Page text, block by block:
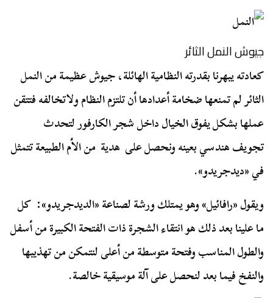
جيوش النمل الثائر
كعادته يبهرنا بقدرته النظامية الهائلة، جيوش عظيمة من النمل
الثائر لم تمنعها ضخامة أعدادها أن تلتزم النظام ولاتخالفه فتتقن
عملها بشكل يفوق الخيال داخل شجر الكارفور لتحدث
تجويف هندسي بعينه ونحصل على هدية من الأم الطبيعة تتمثل
في «ديدجريدو».
ويقول «رافائيل» وهو يمتلك ورشة لصناعة «الديدجريدو»: كل
ما علينا بعد ذلك هو انتقاء الشجرة ذات الفتحة الكبيرة من أسفل
والطول المناسب وفتحة متوسطة من أعلى لنتمكن من تهذيبها
والنفخ فيما بعد لنحصل على آلة موسيقية خالصة.